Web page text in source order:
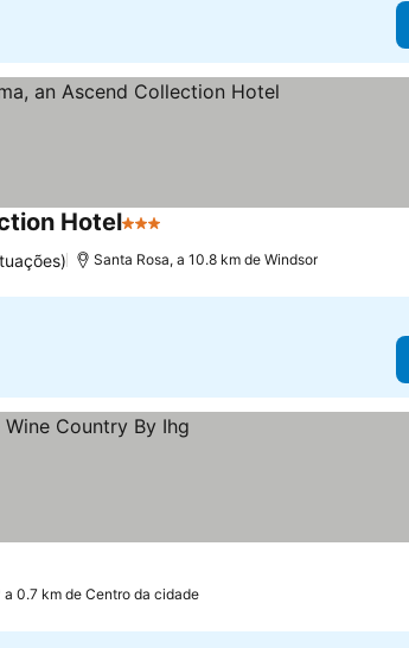
Hotel3 Estrelas
Santa Rosa, a 10.8 km de Windsor
a 0.7 km de Centro da cidade